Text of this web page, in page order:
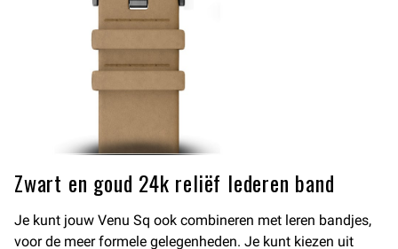
Zwart en goud 24k reliëf lederen band
Je kunt jouw Venu Sq ook combineren met leren bandjes,
voor de meer formele gelegenheden. Je kunt kiezen uit